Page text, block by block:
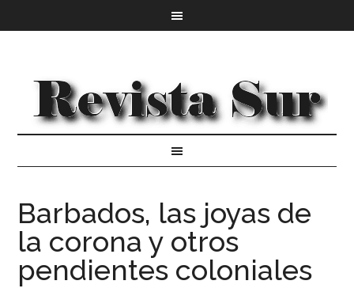
Barbados, las joyas de
la corona y otros
pendientes coloniales